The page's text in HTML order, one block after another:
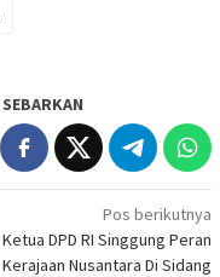
SEBARKAN
Pos berikutnya
Ketua DPD RI Singgung Peran
Kerajaan Nusantara Di Sidang